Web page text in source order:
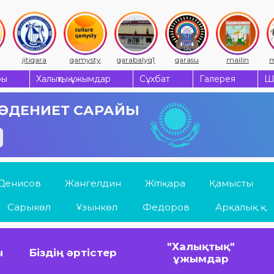
jitiqara qamysty qarabalyq1 qarasu mailin
Халықтық ұжымдар Сұхбат Галерея
САРАЙЫ
Жангелдин Жітіқара Қамысты
Сарыкөл Ұзынкөл Федоров Арқалық қ.
Біздің әртістер
"Халықтық"
ұжымдар